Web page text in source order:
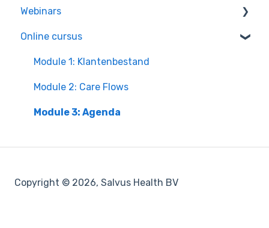
Webinars
Inschrijven
Opgenomen Webinars
Online cursus
Module 1: Klantenbestand
Module 2: Care Flows
Module 3: Agenda
Copyright © 2026, Salvus Health BV